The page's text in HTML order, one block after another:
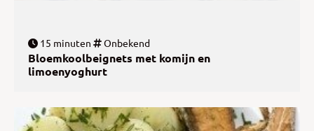
15 minuten Onbekend
Bloemkoolbeignets met komijn en
limoenyoghurt